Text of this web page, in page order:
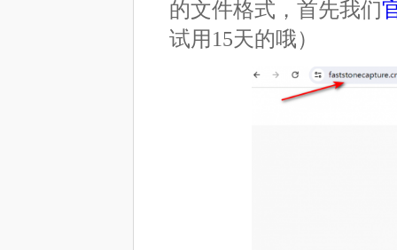
的文件格式，首先我们
试用15天的哦）